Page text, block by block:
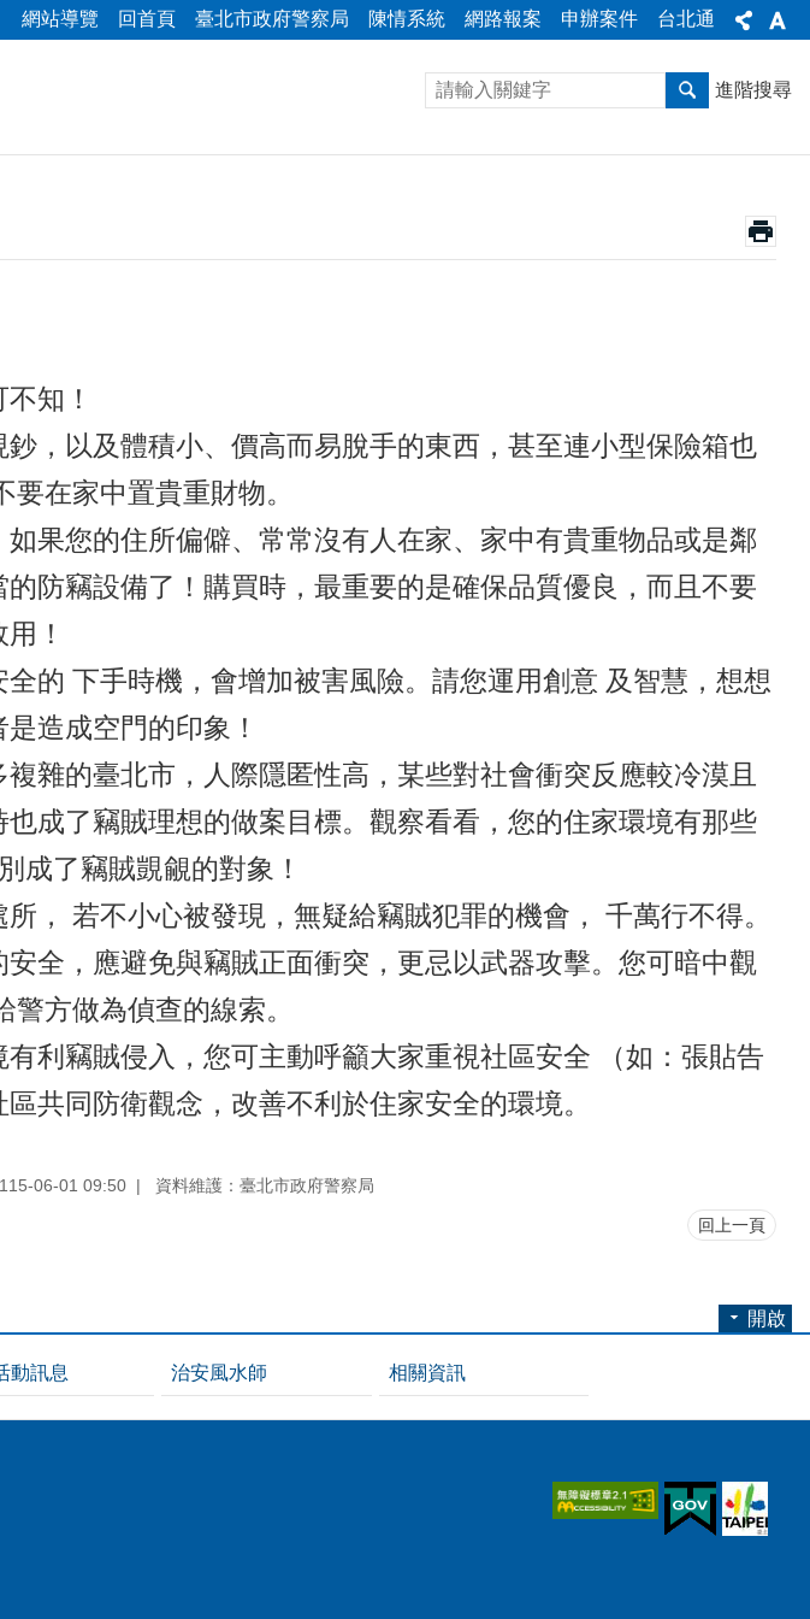
網站導覽 回首頁 臺北市政府警察局 陳情系統 網路報案 申辦案件 台北通
進階搜尋
知！
，以及體積小、價高而易脫手的東西，甚至連小型保險箱也
在家中置貴重財物。
果您的住所偏僻、常常沒有人在家、家中有貴重物品或是鄰
防竊設備了！購買時，最重要的是確保品質優良，而且不要
！
的 下手時機，會增加被害風險。請您運用創意 及智慧，想想
造成空門的印象！
雜的臺北市，人際隱匿性高，某些對社會衝突反應較冷漠且
成了竊賊理想的做案目標。觀察看看，您的住家環境有那些
成了竊賊覬覦的對象！
， 若不小心被發現，無疑給竊賊犯罪的機會， 千萬行不得。
全，應避免與竊賊正面衝突，更忌以武器攻擊。您可暗中觀
方做為偵查的線索。
利竊賊侵入，您可主動呼籲大家重視社區安全 （如：張貼告
共同防衛觀念，改善不利於住家安全的環境。
06-01 09:50 資料維護：臺北市政府警察局
回上一頁
開啟
動訊息 治安風水師 相關資訊